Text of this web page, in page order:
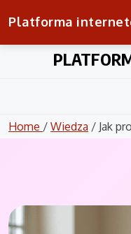
Platforma
Home / Wiedza / Jak